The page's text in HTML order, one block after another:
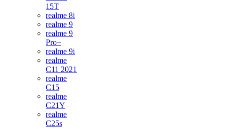
15T
realme 8i
realme 9
realme 9
Pro+
realme 9i
realme
C11 2021
realme
C15
realme
C21Y
realme
C25s